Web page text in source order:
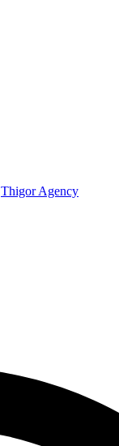
Thigor Agency